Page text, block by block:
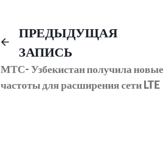
Навигация
по
записям
ПРЕДЫДУЩАЯ
ЗАПИСЬ
МТС- Узбекистан получила новые
частоты для расширения сети LTE